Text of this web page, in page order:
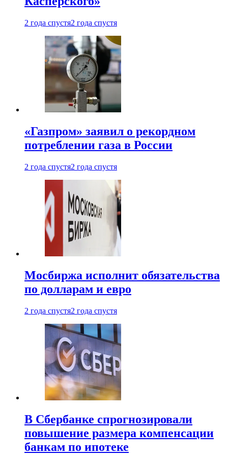
2 года спустя2 года спустя
«Газпром» заявил о рекордном
потреблении газа в России
2 года спустя2 года спустя
Мосбиржа исполнит обязательства
по долларам и евро
2 года спустя2 года спустя
В Сбербанке спрогнозировали
повышение размера компенсации
банкам по ипотеке